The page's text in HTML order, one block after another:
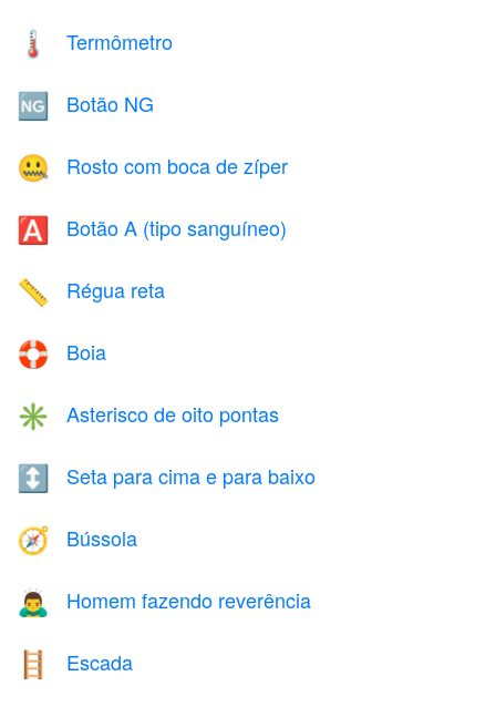
🌡️ Termômetro
🆖 Botão NG
🤐 Rosto com boca de zíper
🅰️ Botão A (tipo sanguíneo)
📏 Régua reta
🛟 Boia
✳️ Asterisco de oito pontas
↕️ Seta para cima e para baixo
🧭 Bússola
🙇‍♂️ Homem fazendo reverência
🪜 Escada